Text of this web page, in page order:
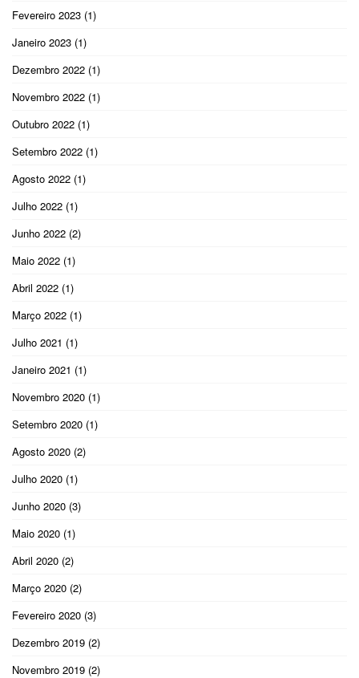
Fevereiro 2023 (1)
Janeiro 2023 (1)
Dezembro 2022 (1)
Novembro 2022 (1)
Outubro 2022 (1)
Setembro 2022 (1)
Agosto 2022 (1)
Julho 2022 (1)
Junho 2022 (2)
Maio 2022 (1)
Abril 2022 (1)
Março 2022 (1)
Julho 2021 (1)
Janeiro 2021 (1)
Novembro 2020 (1)
Setembro 2020 (1)
Agosto 2020 (2)
Julho 2020 (1)
Junho 2020 (3)
Maio 2020 (1)
Abril 2020 (2)
Março 2020 (2)
Fevereiro 2020 (3)
Dezembro 2019 (2)
Novembro 2019 (2)